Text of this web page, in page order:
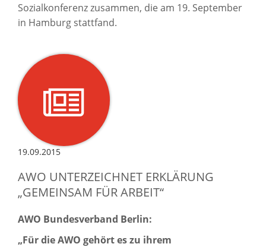
Sozialkonferenz zusammen, die am 19. September
in Hamburg stattfand.
19.09.2015
AWO UNTERZEICHNET ERKLÄRUNG
„GEMEINSAM FÜR ARBEIT“
AWO Bundesverband Berlin:
„Für die AWO gehört es zu ihrem